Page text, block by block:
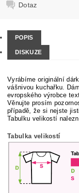
Dotaz
POPIS
DISKUZE
Vyrábíme originální
vášnivou kuchařku.
evropského výrobce
Věnujte prosím
případě, že si nejste
Tabulku velikostí
Tabulka velikostí